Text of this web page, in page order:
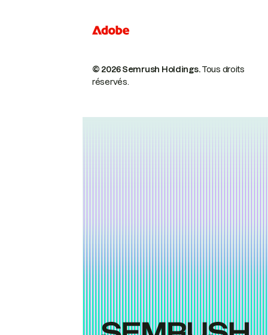
© 2026 Semrush Holdings.Tous droits
réservés.